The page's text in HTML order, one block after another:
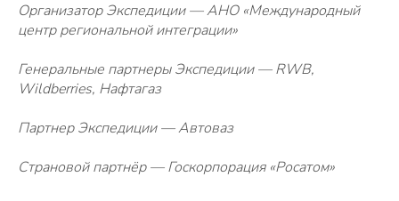
Организатор Экспедиции — АНО «Международный
центр региональной интеграции»
Генеральные партнеры Экспедиции — RWB,
Wildberries, Нафтагаз
Партнер Экспедиции — Автоваз
Страновой партнёр — Госкорпорация «Росатом»